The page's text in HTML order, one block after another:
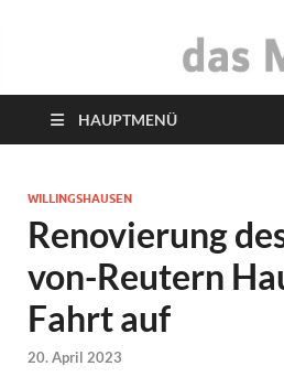
das
HAUPTMENÜ
WILLINGSHAUSEN
Renovierung
von-Reutern
Fahrt auf
20. April 2023